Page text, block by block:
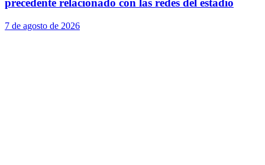
precedente relacionado con las redes del estadio
7 de agosto de 2026